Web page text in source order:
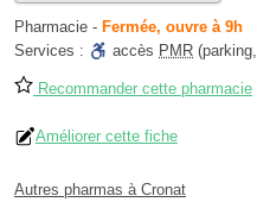
Pharmacie - Fermée, ouvre à 9h
Services :
accès PMR
Recommander cette pharmacie
Améliorer cette fiche
Autres pharmas à Cronat